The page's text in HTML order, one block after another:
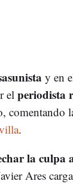
y en
el periodista
comentando
.
la
Ares